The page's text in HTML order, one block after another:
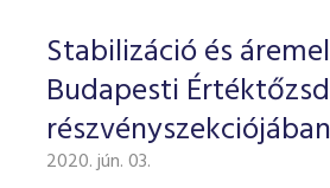
Stabilizáció és
Budapesti
részvényszekciójában
2020. jún. 03.